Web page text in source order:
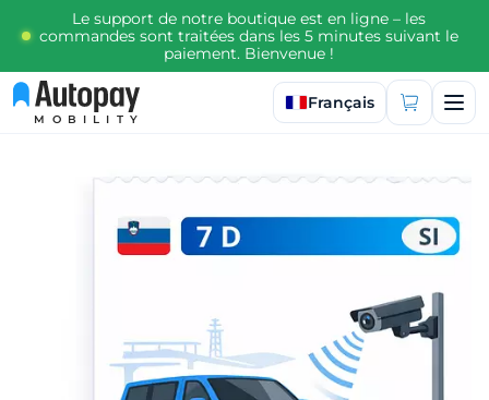
Le support de notre boutique est en ligne – les
commandes sont traitées dans les 5 minutes suivant le
paiement. Bienvenue !
MOBILITY
Sélectionner la langue
Français